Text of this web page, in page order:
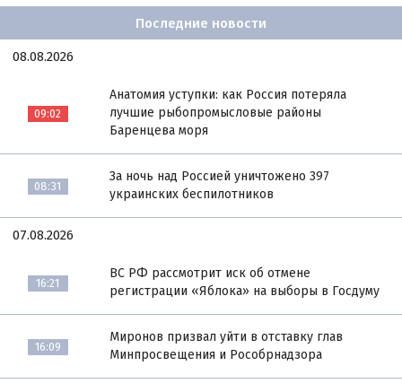
Последние новости
08.08.2026
09:02
Анатомия уступки: как Россия потеряла
лучшие рыбопромысловые районы
Баренцева моря
08:31
За ночь над Россией уничтожено 397
украинских беспилотников
07.08.2026
16:21
ВС РФ рассмотрит иск об отмене
регистрации «Яблока» на выборы в Госдуму
16:09
Миронов призвал уйти в отставку глав
Минпросвещения и Рособрнадзора